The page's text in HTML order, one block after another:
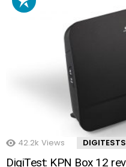
42.2k Views DIGITESTS
DigiTest: KPN Box 12